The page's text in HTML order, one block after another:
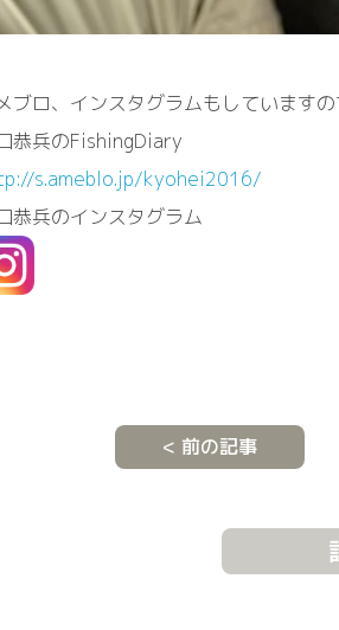
ブロ、インスタグラムもしています
恭兵のFishingDiary
s.ameblo.jp/kyohei2016/
恭兵のインスタグラム
< 前の記事